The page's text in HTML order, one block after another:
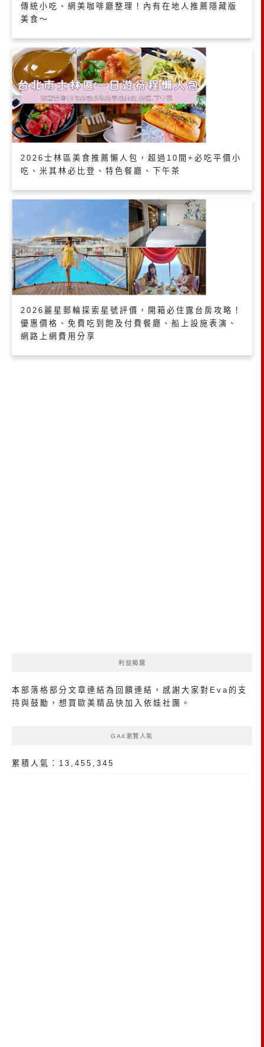
傳統小吃、網美咖啡廳整理！內有在地人推薦隱藏版
美食～
2026士林區美食推薦懶人包，超過10間+必吃平價小
吃、米其林必比登、特色餐廳、下午茶
2026麗星郵輪探索星號評價，開箱必住露台房攻略！
優惠價格、免費吃到飽及付費餐廳、船上設施表演、
網路上網費用分享
利益揭露
本部落格部分文章連結為回饋連結，感謝大家對Eva的支
持與鼓勵，想買歐美精品 快加入依娃社團 。
GA4瀏覽人氣
累積人氣：13,455,345